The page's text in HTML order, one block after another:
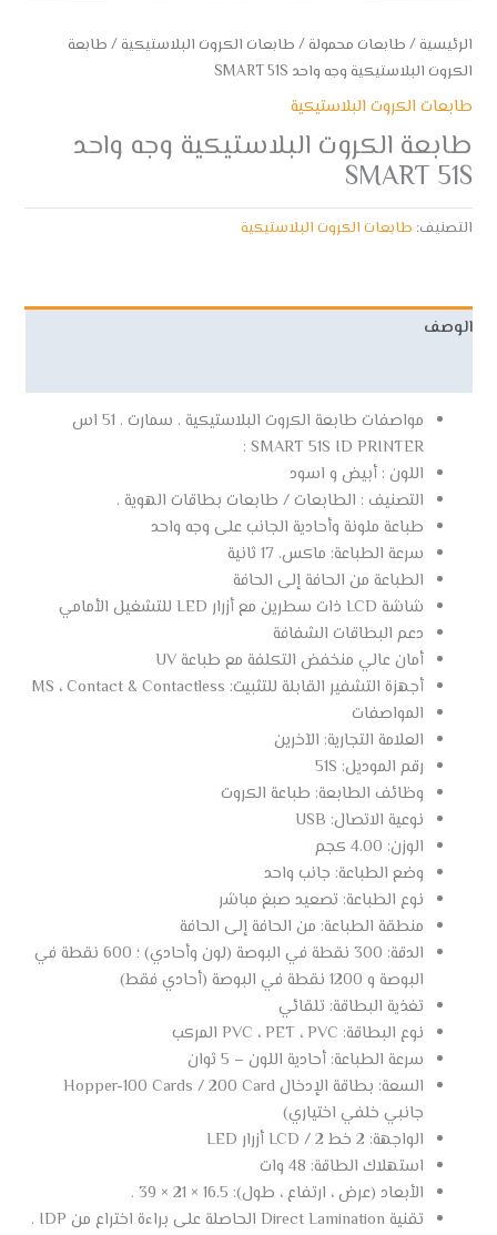
الرئيسية/طابعات محمولة/طابعات الكروت البلاستيكية/ طابعة
الكروت البلاستيكية وجه واحد SMART 51S
طابعات الكروت البلاستيكية
طابعة الكروت البلاستيكية وجه واحد
SMART 51S
التصنيف: طابعات الكروت البلاستيكية
الوصف
مواصفات طابعة الكروت البلاستيكية . سمارت . 51 اس
SMART 51S ID PRINTER :
اللون : أبيض و اسود
التصنيف : الطابعات / طابعات بطاقات الهوية .
طباعة ملونة وأحادية الجانب على وجه واحد
سرعة الطباعة: ماكس. 17 ثانية
الطباعة من الحافة إلى الحافة
شاشة LCD ذات سطرين مع أزرار LED للتشغيل الأمامي
دعم البطاقات الشفافة
أمان عالي منخفض التكلفة مع طباعة UV
أجهزة التشفير القابلة للتثبيت: MS ، Contact & Contactless
المواصفات
العلامة التجارية: الآخرين
رقم الموديل: 51S
وظائف الطابعة: طباعة الكروت
نوعية الاتصال: USB
الوزن: 4.00 كجم
وضع الطباعة: جانب واحد
نوع الطباعة: تصعيد صبغ مباشر
منطقة الطباعة: من الحافة إلى الحافة
الدقة: 300 نقطة في البوصة (لون وأحادي) ؛ 600 نقطة في
البوصة و 1200 نقطة في البوصة (أحادي فقط)
تغذية البطاقة: تلقائي
نوع البطاقة: PVC ، PET ، PVC المركب
سرعة الطباعة: أحادية اللون – 5 ثوان
السعة: بطاقة الإدخال Hopper-100 Cards / 200 Card
جانبي خلفي اختياري)
الواجهة: 2 خط LCD / 2 أزرار LED
استهلاك الطاقة: 48 وات
الأبعاد (عرض ، ارتفاع ، طول): 16.5 × 21 × 39 .
تقنية Direct Lamination الحاصلة على براءة اختراع من IDP .